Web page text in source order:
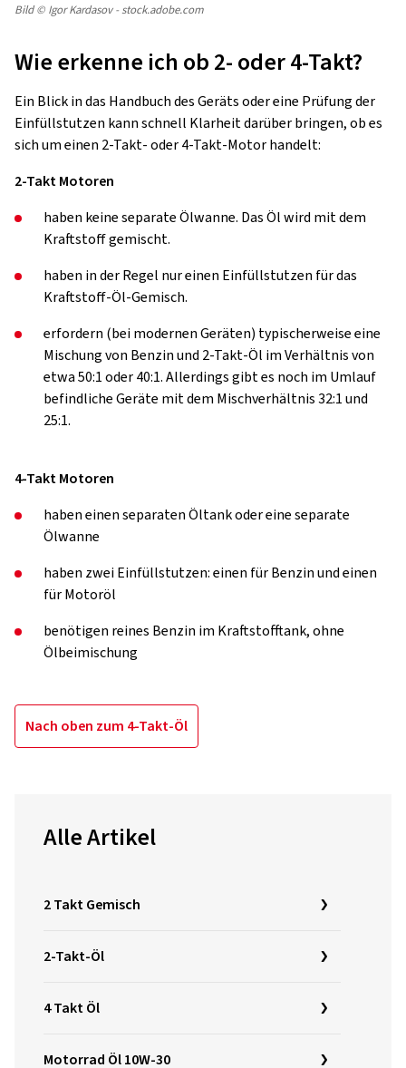
Bild © Igor Kardasov - stock.adobe.com
Wie erkenne ich ob 2- oder 4-Takt?
Ein Blick in das Handbuch des Geräts oder eine Prüfung der
Einfüllstutzen kann schnell Klarheit darüber bringen, ob es
sich um einen 2-Takt- oder 4-Takt-Motor handelt:
2-Takt Motoren
haben keine separate Ölwanne. Das Öl wird mit dem
Kraftstoff gemischt.
haben in der Regel nur einen Einfüllstutzen für das
Kraftstoff-Öl-Gemisch.
erfordern (bei modernen Geräten) typischerweise eine
Mischung von Benzin und 2-Takt-Öl im Verhältnis von
etwa 50:1 oder 40:1. Allerdings gibt es noch im Umlauf
befindliche Geräte mit dem Mischverhältnis 32:1 und
25:1.
4-Takt Motoren
haben einen separaten Öltank oder eine separate
Ölwanne
haben zwei Einfüllstutzen: einen für Benzin und einen
für Motoröl
benötigen reines Benzin im Kraftstofftank, ohne
Ölbeimischung
Nach oben zum 4-Takt-Öl
Alle Artikel
2 Takt Gemisch
2-Takt-Öl
4 Takt Öl
Motorrad Öl 10W-30